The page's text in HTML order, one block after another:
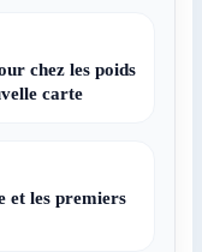
chez les poids
carte
et les premiers